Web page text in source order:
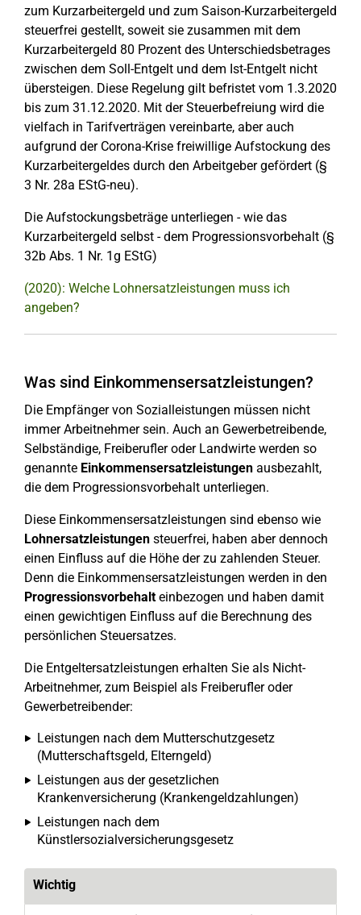
zum Kurzarbeitergeld und zum Saison-Kurzarbeitergeld
steuerfrei gestellt, soweit sie zusammen mit dem
Kurzarbeitergeld 80 Prozent des Unterschiedsbetrages
zwischen dem Soll-Entgelt und dem Ist-Entgelt nicht
übersteigen. Diese Regelung gilt befristet vom 1.3.2020
bis zum 31.12.2020. Mit der Steuerbefreiung wird die
vielfach in Tarifverträgen vereinbarte, aber auch
aufgrund der Corona-Krise freiwillige Aufstockung des
Kurzarbeitergeldes durch den Arbeitgeber gefördert (§
3 Nr. 28a EStG-neu).
Die Aufstockungsbeträge unterliegen - wie das
Kurzarbeitergeld selbst - dem Progressionsvorbehalt (§
32b Abs. 1 Nr. 1g EStG)
(2020): Welche Lohnersatzleistungen muss ich
angeben?
Was sind Einkommensersatzleistungen?
Die Empfänger von Sozialleistungen müssen nicht
immer Arbeitnehmer sein. Auch an Gewerbetreibende,
Selbständige, Freiberufler oder Landwirte werden so
genannte Einkommensersatzleistungen ausbezahlt,
die dem Progressionsvorbehalt unterliegen.
Diese Einkommensersatzleistungen sind ebenso wie
Lohnersatzleistungen steuerfrei, haben aber dennoch
einen Einfluss auf die Höhe der zu zahlenden Steuer.
Denn die Einkommensersatzleistungen werden in den
Progressionsvorbehalteinbezogen und haben damit
einen gewichtigen Einfluss auf die Berechnung des
persönlichen Steuersatzes.
Die Entgeltersatzleistungen erhalten Sie als Nicht-
Arbeitnehmer, zum Beispiel als Freiberufler oder
Gewerbetreibender:
Leistungen nach dem Mutterschutzgesetz
(Mutterschaftsgeld, Elterngeld)
Leistungen aus der gesetzlichen
Krankenversicherung (Krankengeldzahlungen)
Leistungen nach dem
Künstlersozialversicherungsgesetz
Wichtig